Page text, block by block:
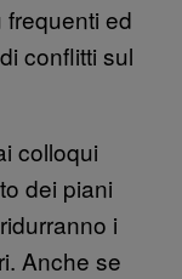
ed
conflitti sul
colloqui
dei piani
i
Anche se